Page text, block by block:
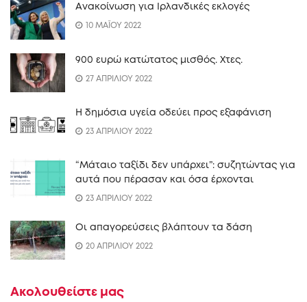
Ανακοίνωση για Ιρλανδικές εκλογές
10 ΜΑΪΟΥ 2022
900 ευρώ κατώτατος μισθός. Xτες.
27 ΑΠΡΙΛΙΟΥ 2022
Η δημόσια υγεία οδεύει προς εξαφάνιση
23 ΑΠΡΙΛΙΟΥ 2022
“Mάταιο ταξίδι δεν υπάρχει”: συζητώντας για
αυτά που πέρασαν και όσα έρχονται
23 ΑΠΡΙΛΙΟΥ 2022
Οι απαγορεύσεις βλάπτουν τα δάση
20 ΑΠΡΙΛΙΟΥ 2022
Ακολουθείστε μας